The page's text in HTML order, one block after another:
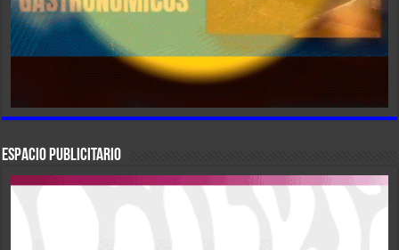
ESPACIO PUBLICITARIO